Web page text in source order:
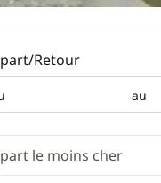
Retour
au
Retour
le moins cher